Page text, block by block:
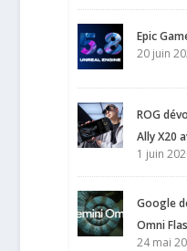
Epic
20 juin
ROG
Ally X20
1 juin
Google
Omni
24 mai